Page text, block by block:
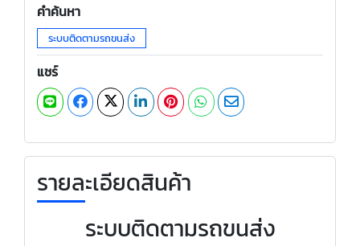
คำค้นหา
ระบบติดตามรถขนส่ง
แชร์
รายละเอียดสินค้า
ระบบติดตามรถขนส่ง